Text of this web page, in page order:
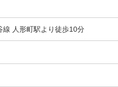
人形町駅より徒歩10分